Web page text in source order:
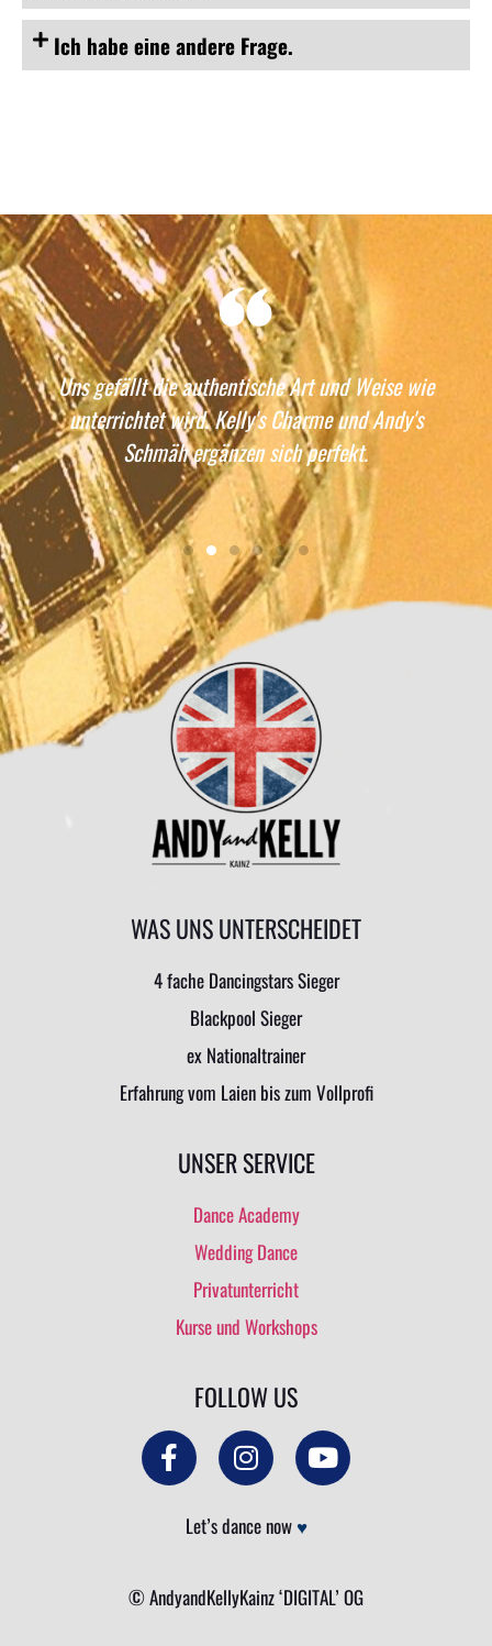
Ich habe eineandere Frage.
Uns gefällt die authentische Art und Weise wie
unterrichtet wird. Kelly's Charme und Andy's
Schmäh ergänzen sich perfekt.
WAS UNS UNTERSCHEIDET
4 fache Dancingstars Sieger
Blackpool Sieger
ex Nationaltrainer
Erfahrung vom Laien bis zum Vollprofi
UNSER SERVICE
Dance Academy
Wedding Dance
Privatunterricht
Kurse und Workshops
FOLLOW US
Let’s dance now ♥
© AndyandKellyKainz ‘DIGITAL’ OG